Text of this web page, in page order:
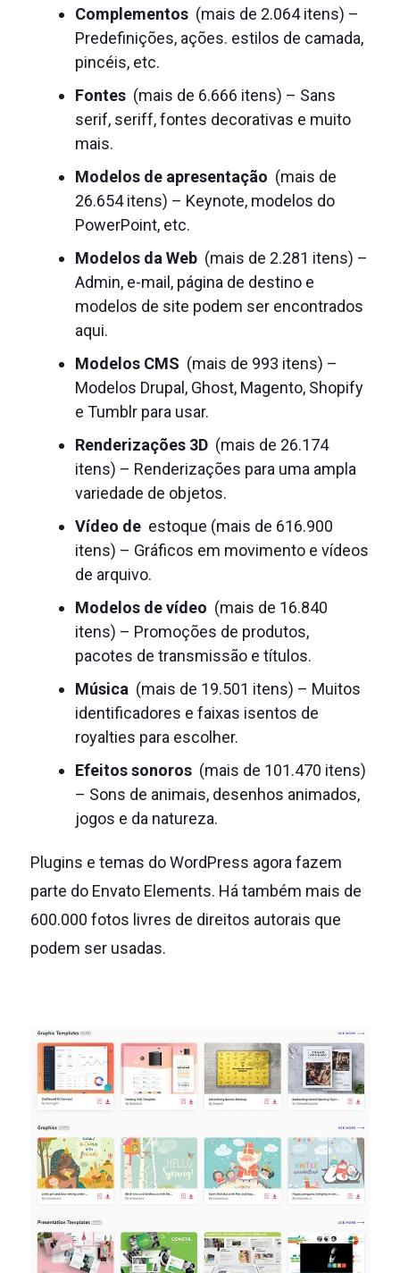
Complementos(mais de 2.064 itens) –
Predefinições, ações. estilos de camada,
pincéis, etc.
Fontes(mais de 6.666 itens) – Sans
serif, seriff, fontes decorativas e muito
mais.
Modelos de apresentação (mais de
26.654 itens) – Keynote, modelos do
PowerPoint, etc.
Modelos da Web(mais de 2.281 itens) –
Admin, e-mail, página de destino e
modelos de site podem ser encontrados
aqui.
Modelos CMS (mais de 993 itens) –
Modelos Drupal, Ghost, Magento, Shopify
e Tumblr para usar.
Renderizações 3D(mais de 26.174
itens) – Renderizações para uma ampla
variedade de objetos.
Vídeo deestoque (mais de 616.900
itens) – Gráficos em movimento e vídeos
de arquivo.
Modelos de vídeo (mais de 16.840
itens) – Promoções de produtos,
pacotes de transmissão e títulos.
Música (mais de 19.501 itens) – Muitos
identificadores e faixas isentos de
royalties para escolher.
Efeitos sonoros(mais de 101.470 itens)
– Sons de animais, desenhos animados,
jogos e da natureza.
Plugins e temas do WordPress agora fazem
parte do Envato Elements. Há também mais de
600.000 fotos livres de direitos autorais que
podem ser usadas.